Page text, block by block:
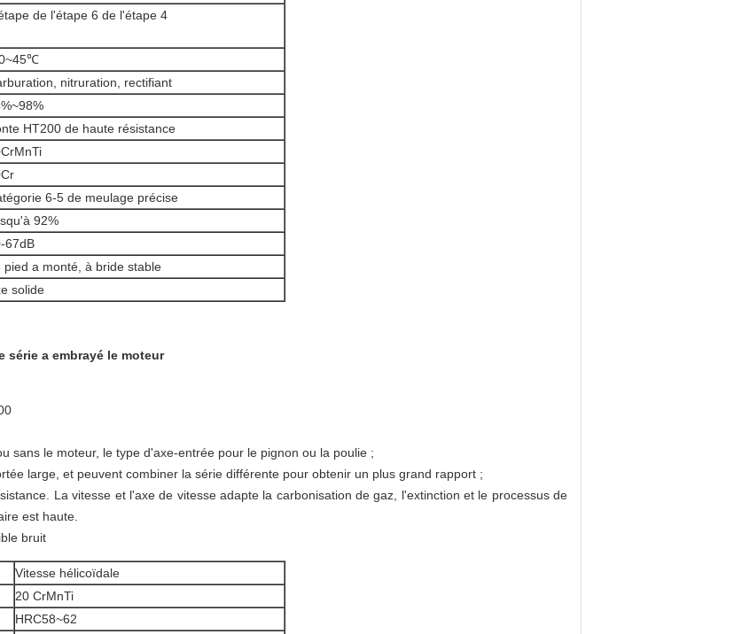
de l'étape 6 de l'étape 4
nitruration, rectifiant
HT200 de haute résistance
6-5 de meulage précise
92%
67dB
pied a monté, à bride stable
solide
série a embrayé le moteur
sans le moteur, le type d'axe-entrée pour le pignon ou la poulie ;
large, et peuvent combiner la série différente pour obtenir un plus grand rapport ;
La vitesse et l'axe de vitesse adapte la carbonisation de gaz, l'extinction et le processus de
est haute.
bruit
Vitesse hélicoïdale
20 CrMnTi
HRC58~62